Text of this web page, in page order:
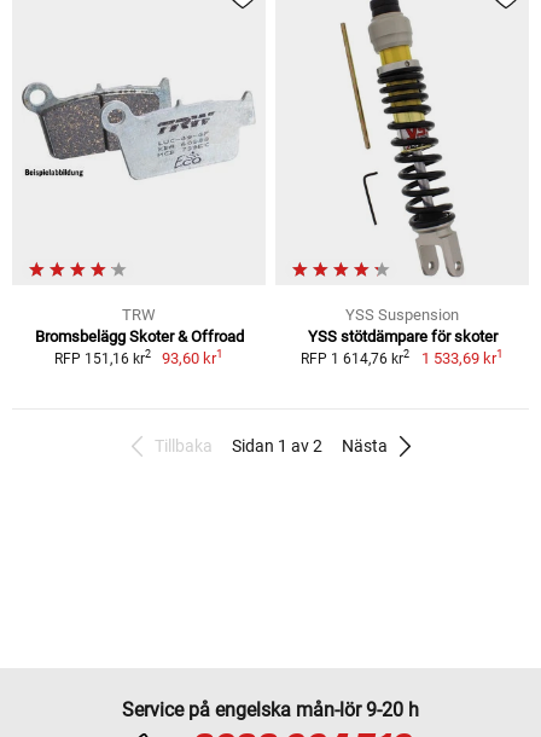
TRW
Bromsbelägg Skoter & Offroad
RFP 151,16 kr2 93,60 kr1
YSS Suspension
YSS stötdämpare för skoter
RFP 1 614,76 kr2 1 533,69 kr1
Tillbaka Sidan 1 av 2 Nästa
Service på engelska mån-lör 9-20 h